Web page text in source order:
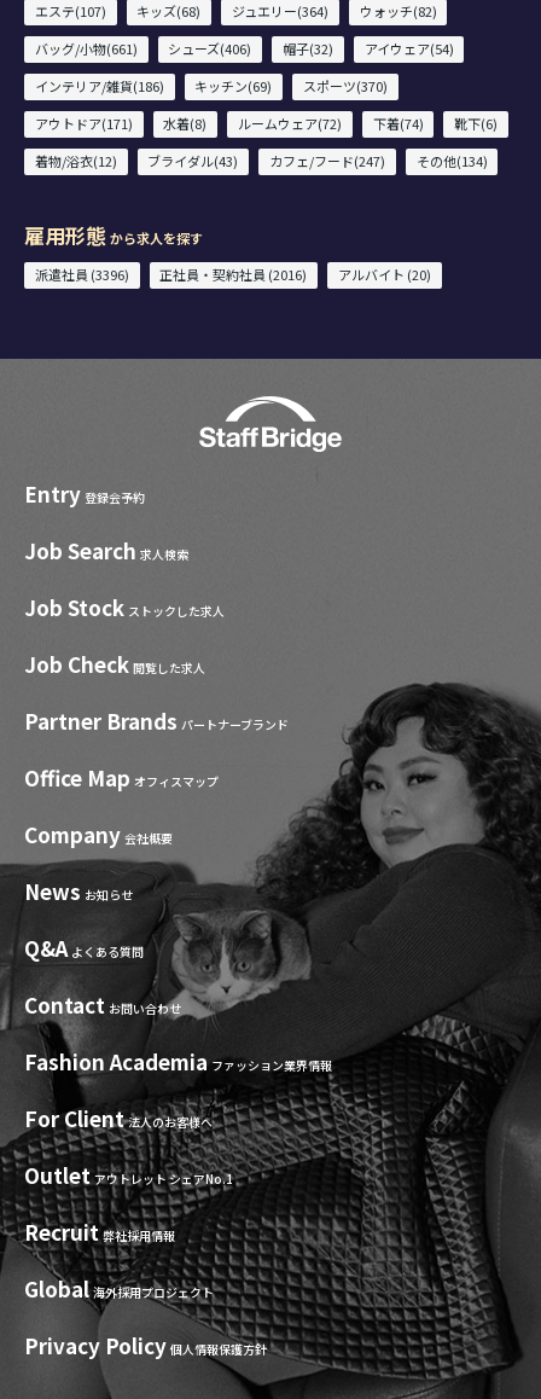
エステ(107)
キッズ(68) ジュエリー(364)
ウォッチ(82)
バッグ/小物(661)
シューズ(406) 帽子(32)
アイウェア(54)
インテリア/雑貨(186)
キッチン(69)
スポーツ(370)
アウトドア(171)
水着(8) ルームウェア(72) 下着(74)
靴下(6)
着物/浴衣(12)
ブライダル(43) カフェ/フード(247) その他(134)
雇用形態 から求人を探す
派遣社員 (3396)
正社員・契約社員 (2016) アルバイト (20)
Entry 登録会予約
Job Search 求人検索
Job Stock ストックした求人
Job Check 閲覧した求人
Partner Brands パートナーブランド
Office Map オフィスマップ
Company 会社概要
News お知らせ
Q&A よくある質問
Contact お問い合わせ
Fashion Academia ファッション業界情報
For Client 法人のお客様へ
Outlet アウトレット シェアNo.1
Recruit 弊社採用情報
Global 海外採用プロジェクト
Privacy Policy 個人情報保護方針